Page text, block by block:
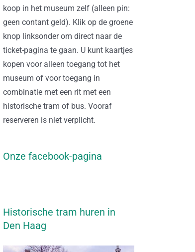
koop in het museum zelf (alleen pin:
geen contant geld). Klik op de groene
knop linksonder om direct naar de
ticket-pagina te gaan. U kunt kaartjes
kopen voor alleen toegang tot het
museum of voor toegang in
combinatie met een rit met een
historische tram of bus. Vooraf
reserveren is niet verplicht.
Onze facebook-pagina
Historische tram huren in
Den Haag